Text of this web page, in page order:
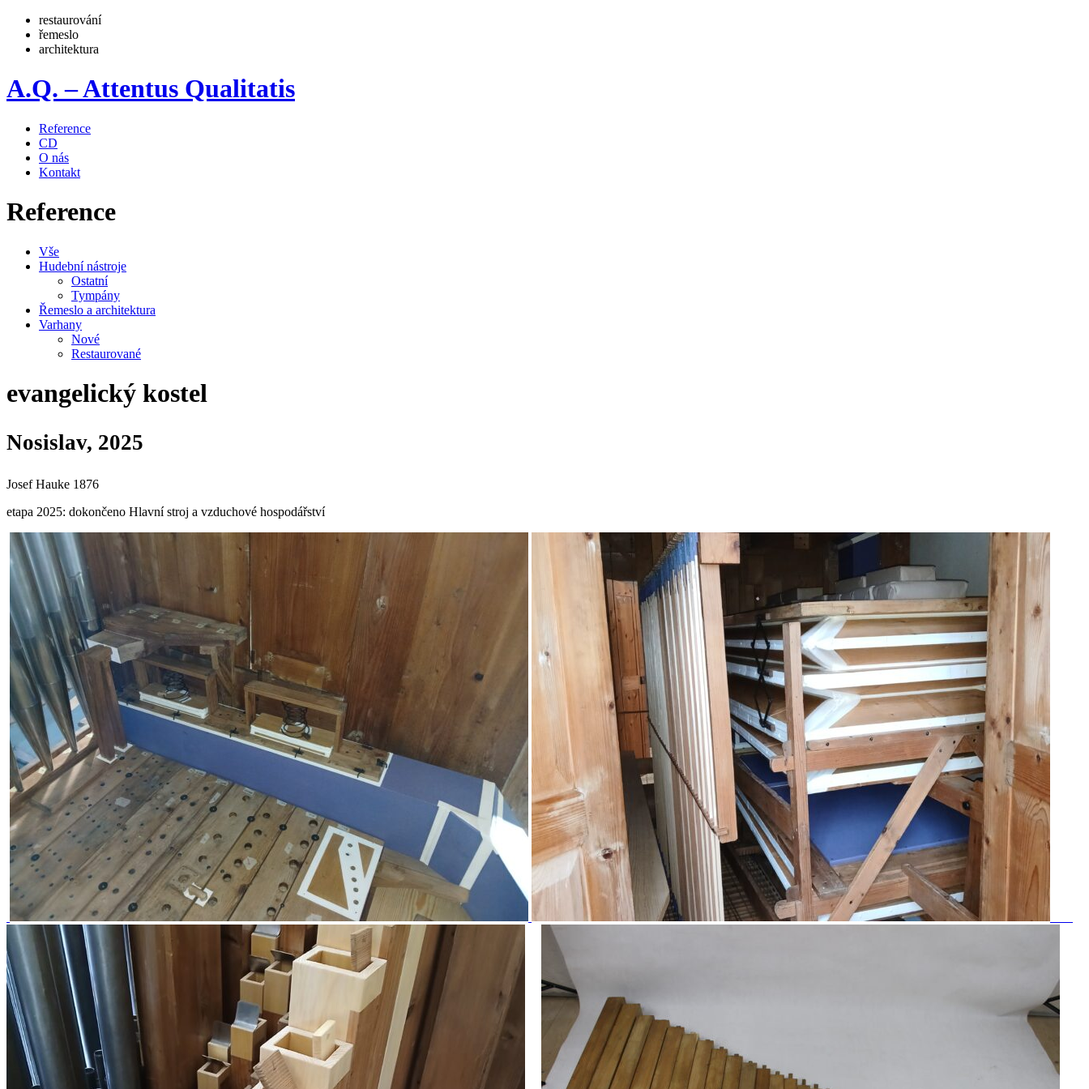
restaurování
řemeslo
architektura
A.Q. – Attentus Qualitatis
Reference
CD
O nás
Kontakt
Reference
Vše
Hudební nástroje
Ostatní
Tympány
Řemeslo a architektura
Varhany
Nové
Restaurované
evangelický kostel
Nosislav, 2025
Josef Hauke 1876
etapa 2025: dokončeno Hlavní stroj a vzduchové hospodářství